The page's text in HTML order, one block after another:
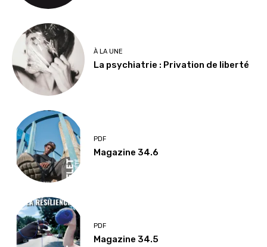
À LA UNE
La psychiatrie : Privation de liberté
PDF
Magazine 34.6
PDF
Magazine 34.5